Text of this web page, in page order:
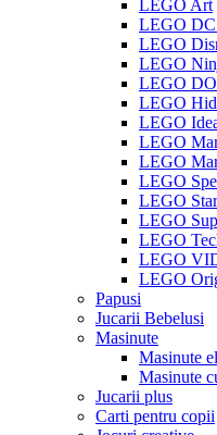
LEGO Art
LEGO DC
LEGO
LEGO
LEGO
LEGO
LEGO
LEGO
LEGO
LEGO
LEGO
LEGO
LEGO
LEGO
LEGO
Papusi
Jucarii Bebelusi
Masinute
Masinute
Masinute
Jucarii plus
Carti pentru copii